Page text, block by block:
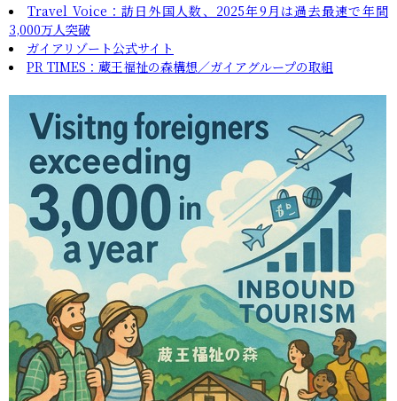
Travel Voice：訪日外国人数、2025年9月は過去最速で年間
3,000万人突破
ガイアリゾート公式サイト
PR TIMES：蔵王福祉の森構想／ガイアグループの取組